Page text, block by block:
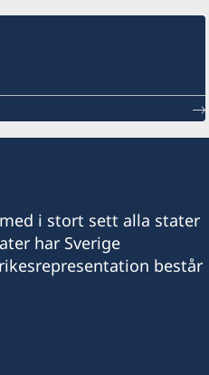
i stort sett alla stater
har Sverige
består